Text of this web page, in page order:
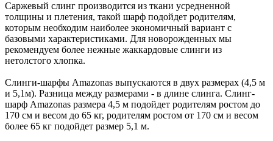
Саржевый слинг производится из ткани усредненной
толщины и плетения, такой шарф подойдет родителям,
которым необходим наиболее экономичный вариант с
базовыми характеристиками. Для новорожденных мы
рекомендуем более нежные жаккардовые слинги из
нетолстого хлопка.
Слинги-шарфы Amazonas выпускаются в двух размерах (4,5 м
и 5,1м). Разница между размерами - в длине слинга. Слинг-
шарф Amazonas размера 4,5 м подойдет родителям ростом до
170 см и весом до 65 кг, родителям ростом от 170 см и весом
более 65 кг подойдет размер 5,1 м.